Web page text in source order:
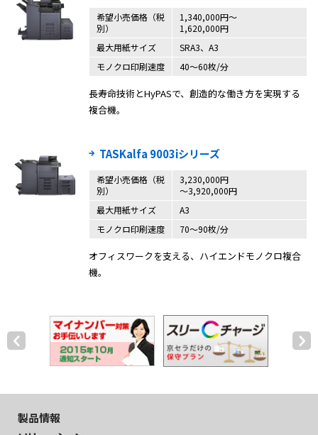
希望小売価格（税
別）
1,340,000円〜
1,620,000円
最大用紙サイズ
SRA3、A3
モノクロ印刷速度
40〜60枚/分
長寿命技術とHyPASで、創造的な働き方を実現する
複合機。
TASKalfa 9003iシリーズ
希望小売価格（税
別）
3,230,000円
～3,920,000円
最大用紙サイズ
A3
モノクロ印刷速度
70～90枚/分
オフィスワークを支える、ハイエンドモノクロ複合
機。
製品情報